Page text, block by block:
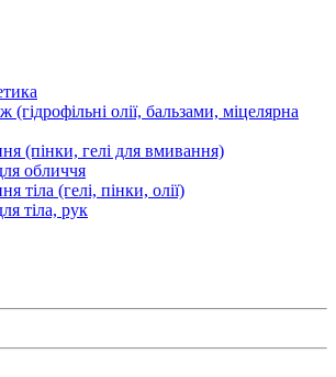
(гідрофільні олії, бальзами, міцелярна
(пінки, гелі для вмивання)
обличчя
тіла (гелі, пінки, олії)
тіла, рук